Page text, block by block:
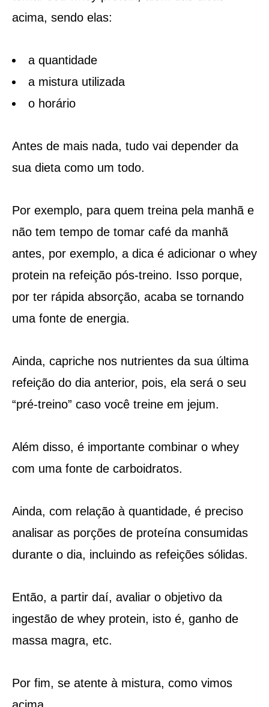
acima, sendo elas:
a quantidade
a mistura utilizada
o horário
Antes de mais nada, tudo vai depender da
sua dieta como um todo.
Por exemplo, para quem treina pela manhã e
não tem tempo de tomar café da manhã
antes, por exemplo, a dica é adicionar o whey
protein na refeição pós-treino. Isso porque,
por ter rápida absorção, acaba se tornando
uma fonte de energia.
Ainda, capriche nos nutrientes da sua última
refeição do dia anterior, pois, ela será o seu
“pré-treino” caso você treine em jejum.
Além disso, é importante combinar o whey
com uma fonte de carboidratos.
Ainda, com relação à quantidade, é preciso
analisar as porções de proteína consumidas
durante o dia, incluindo as refeições sólidas.
Então, a partir daí, avaliar o objetivo da
ingestão de whey protein, isto é, ganho de
massa magra, etc.
Por fim, se atente à mistura, como vimos